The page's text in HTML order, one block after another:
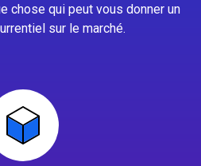
chose qui peut vous donner un
sur le marché.